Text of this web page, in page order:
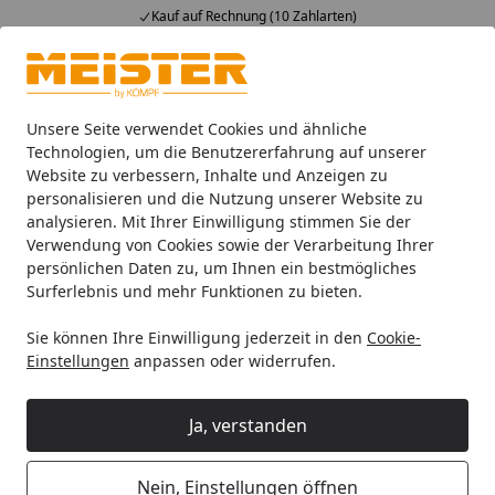
Unsere Seite verwendet Cookies und ähnliche
Technologien, um die Benutzererfahrung auf unserer
Website zu verbessern, Inhalte und Anzeigen zu
personalisieren und die Nutzung unserer Website zu
analysieren. Mit Ihrer Einwilligung stimmen Sie der
Verwendung von Cookies sowie der Verarbeitung Ihrer
persönlichen Daten zu, um Ihnen ein bestmögliches
Surferlebnis und mehr Funktionen zu bieten.
Sie können Ihre Einwilligung jederzeit in den Cookie-
Einstellungen anpassen oder widerrufen.
Ja, verstanden
Nein, Einstellungen öffnen
Kauf auf Rechnung (10 Zahlarten)
Alle Produkte
Mein Konto
Suchen
Startseite
HANDMUSTER MEISTER Designboden next DD 500 S
HANDMUSTER MEISTER
Designboden next DD 500 S 6999
Golden Oak Porensynchron-
Struktur 5G Dry®